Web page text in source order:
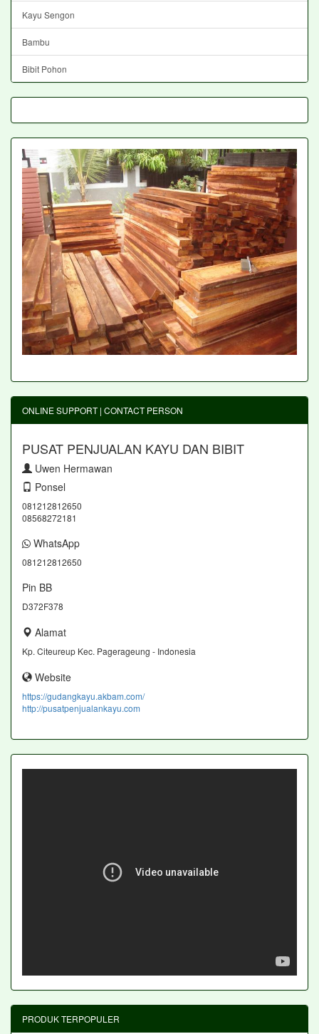
Kayu Sengon
Bambu
Bibit Pohon
ONLINE SUPPORT | CONTACT PERSON
PUSAT PENJUALAN KAYU DAN BIBIT
Uwen Hermawan
Ponsel
081212812650
08568272181
WhatsApp
081212812650
Pin BB
D372F378
Alamat
Kp. Citeureup Kec. Pagerageung - Indonesia
Website
https://gudangkayu.akbam.com/
http://pusatpenjualankayu.com
PRODUK TERPOPULER